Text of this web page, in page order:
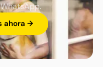
ahora →